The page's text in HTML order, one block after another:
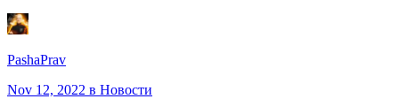
PashaPrav
Nov 12, 2022 в Новости